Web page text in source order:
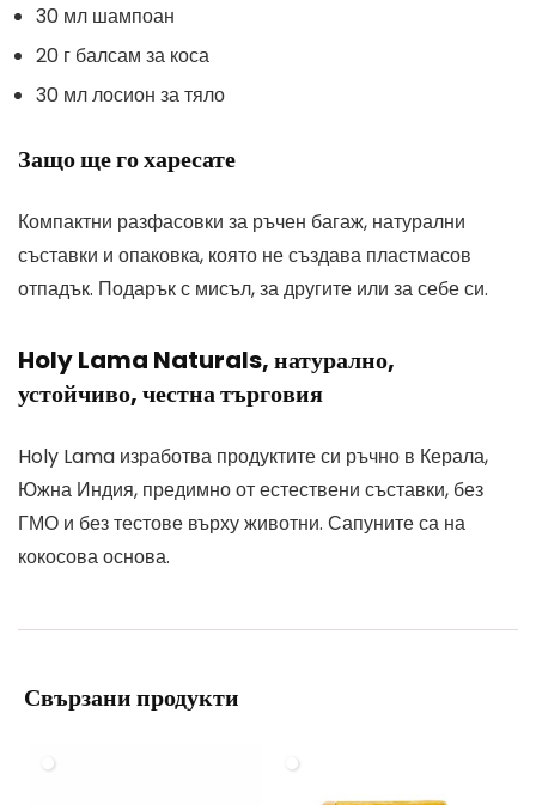
30 мл шампоан
20 г балсам за коса
30 мл лосион за тяло
Защо ще го харесате
Компактни разфасовки за ръчен багаж, натурални
съставки и опаковка, която не създава пластмасов
отпадък. Подарък с мисъл, за другите или за себе си.
Holy Lama Naturals, натурално,
устойчиво, честна търговия
Holy Lama изработва продуктите си ръчно в Керала,
Южна Индия, предимно от естествени съставки, без
ГМО и без тестове върху животни. Сапуните са на
кокосова основа.
Свързани продукти